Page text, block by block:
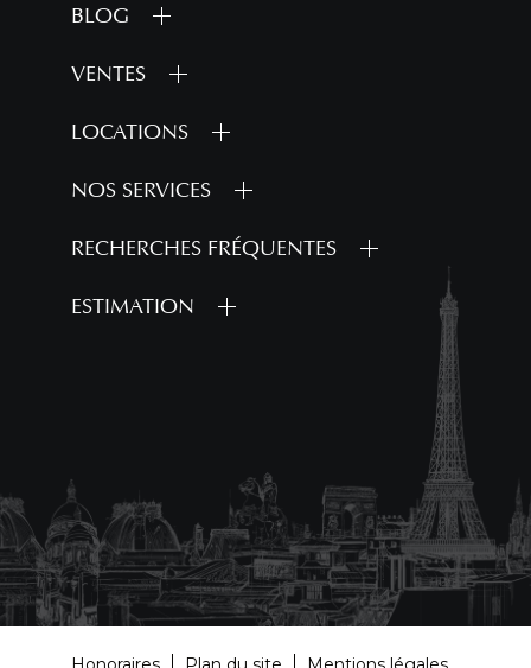
BLOG
VENTES
LOCATIONS
NOS SERVICES
RECHERCHES FRÉQUENTES
ESTIMATION